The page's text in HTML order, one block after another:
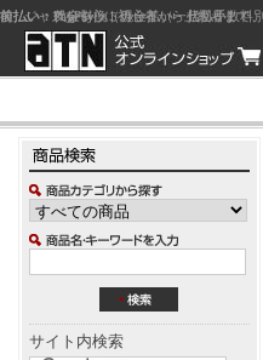
ジャズを中心に初心者から上級者まで
サイト内検索
前払い：クレジットカード（一括払い）
後払い：代金引換（現金払い・代引手数料
前払い：PayPay